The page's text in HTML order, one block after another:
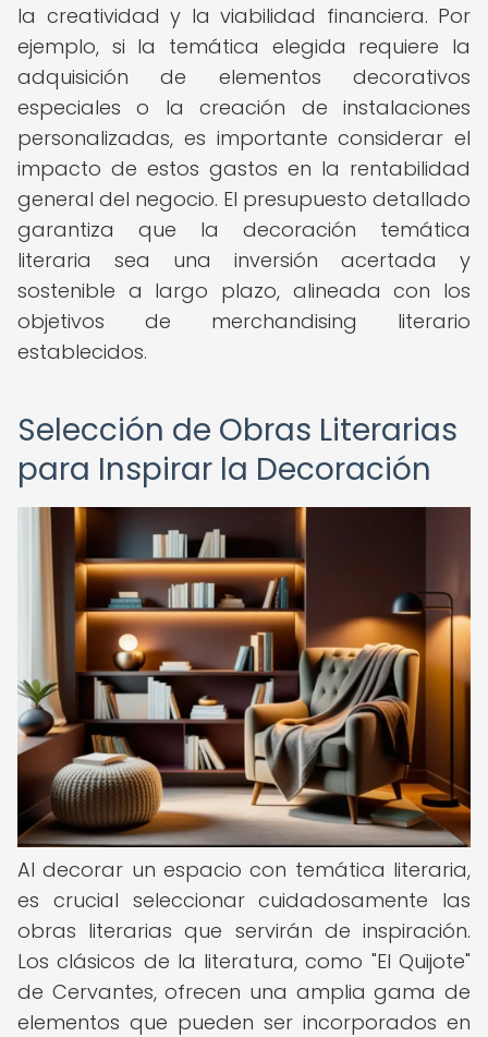
la creatividad y la viabilidad financiera. Por
ejemplo, si la temática elegida requiere la
adquisición de elementos decorativos
especiales o la creación de instalaciones
personalizadas, es importante considerar el
impacto de estos gastos en la rentabilidad
general del negocio. El presupuesto detallado
garantiza que la decoración temática
literaria sea una inversión acertada y
sostenible a largo plazo, alineada con los
objetivos de merchandising literario
establecidos.
Selección de Obras Literarias
para Inspirar la Decoración
Al decorar un espacio con temática literaria,
es crucial seleccionar cuidadosamente las
obras literarias que servirán de inspiración.
Los clásicos de la literatura, como "El Quijote"
de Cervantes, ofrecen una amplia gama de
elementos que pueden ser incorporados en